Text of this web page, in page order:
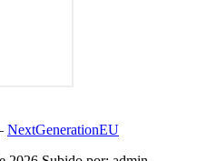
NextGenerationEU